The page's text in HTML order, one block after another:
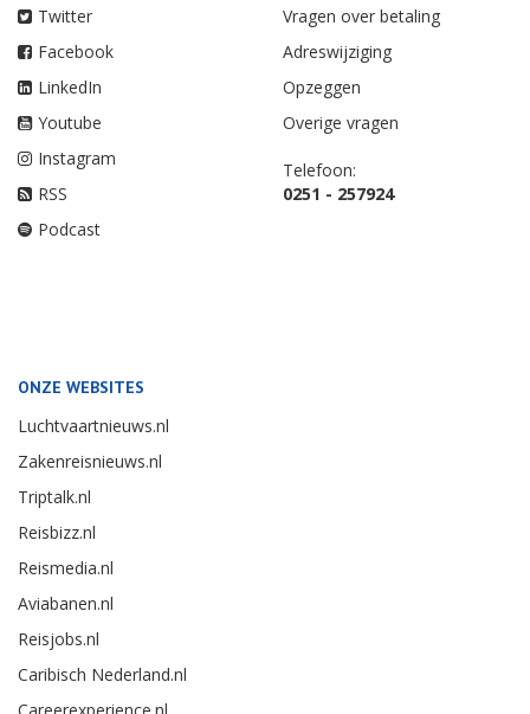
Twitter
Facebook
LinkedIn
Youtube
Instagram
RSS
Podcast
Vragen over betaling
Adreswijziging
Opzeggen
Overige vragen
Telefoon:
0251 - 257924
ONZE WEBSITES
Luchtvaartnieuws.nl
Zakenreisnieuws.nl
Triptalk.nl
Reisbizz.nl
Reismedia.nl
Aviabanen.nl
Reisjobs.nl
Caribisch Nederland.nl